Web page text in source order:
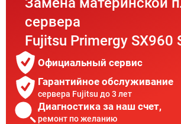
сервера
Fujitsu Primergy SX960
Официальный сервис
Гарантийное обслуживание
сервера Fujitsu до 3 лет
Диагностика за наш счет,
ремонт по желанию